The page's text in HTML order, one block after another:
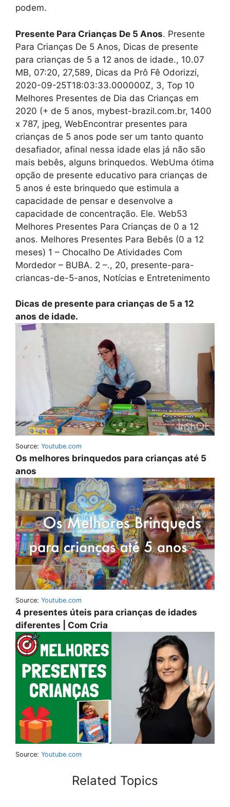
podem.
Presente Para Crianças De 5 Anos. Presente
Para Crianças De 5 Anos, Dicas de presente
para crianças de 5 a 12 anos de idade., 10.07
MB, 07:20, 27,589, Dicas da Prô Fê Odorizzi,
2020-09-25T18:03:33.000000Z, 3, Top 10
Melhores Presentes de Dia das Crianças em
2020 (+ de 5 anos, mybest-brazil.com.br, 1400
x 787, jpeg, WebEncontrar presentes para
crianças de 5 anos pode ser um tanto quanto
desafiador, afinal nessa idade elas já não são
mais bebês, alguns brinquedos. WebUma ótima
opção de presente educativo para crianças de
5 anos é este brinquedo que estimula a
capacidade de pensar e desenvolve a
capacidade de concentração. Ele. Web53
Melhores Presentes Para Crianças de 0 a 12
anos. Melhores Presentes Para Bebês (0 a 12
meses) 1 – Chocalho De Atividades Com
Mordedor – BUBA. 2 –., 20, presente-para-
criancas-de-5-anos, Notícias e Entretenimento
Dicas de presente para crianças de 5 a 12
anos de idade.
Source: Youtube.com
Os melhores brinquedos para crianças até 5
anos
Source: Youtube.com
4 presentes úteis para crianças de idades
diferentes | Com Cria
Source: Youtube.com
Related Topics